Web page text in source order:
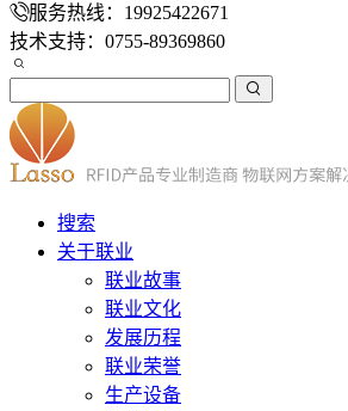
服务热线：19925422671
技术支持：0755-89369860
搜索
关于联业
联业故事
联业文化
发展历程
联业荣誉
生产设备